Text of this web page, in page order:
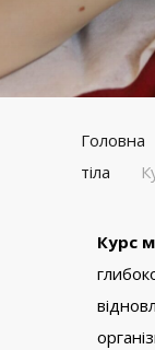
Головна
тіла
Курс